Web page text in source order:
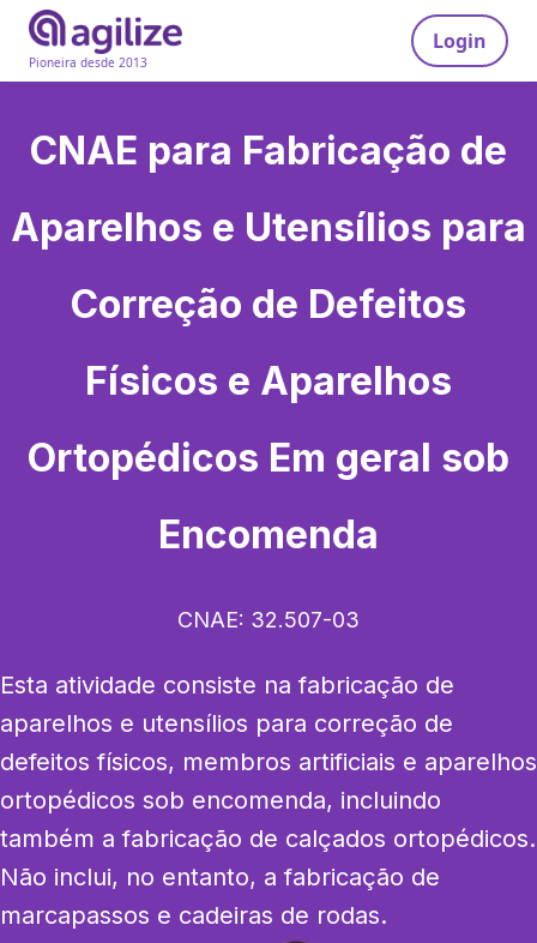
Pioneira desde 2013
Login
CNAE para Fabricação de
Aparelhos e Utensílios para
Correção de Defeitos
Físicos e Aparelhos
Ortopédicos Em geral sob
Encomenda
CNAE: 32.507-03
Esta atividade consiste na fabricação de
aparelhos e utensílios para correção de
defeitos físicos, membros artificiais e aparelhos
ortopédicos sob encomenda, incluindo
também a fabricação de calçados ortopédicos.
Não inclui, no entanto, a fabricação de
marcapassos e cadeiras de rodas.